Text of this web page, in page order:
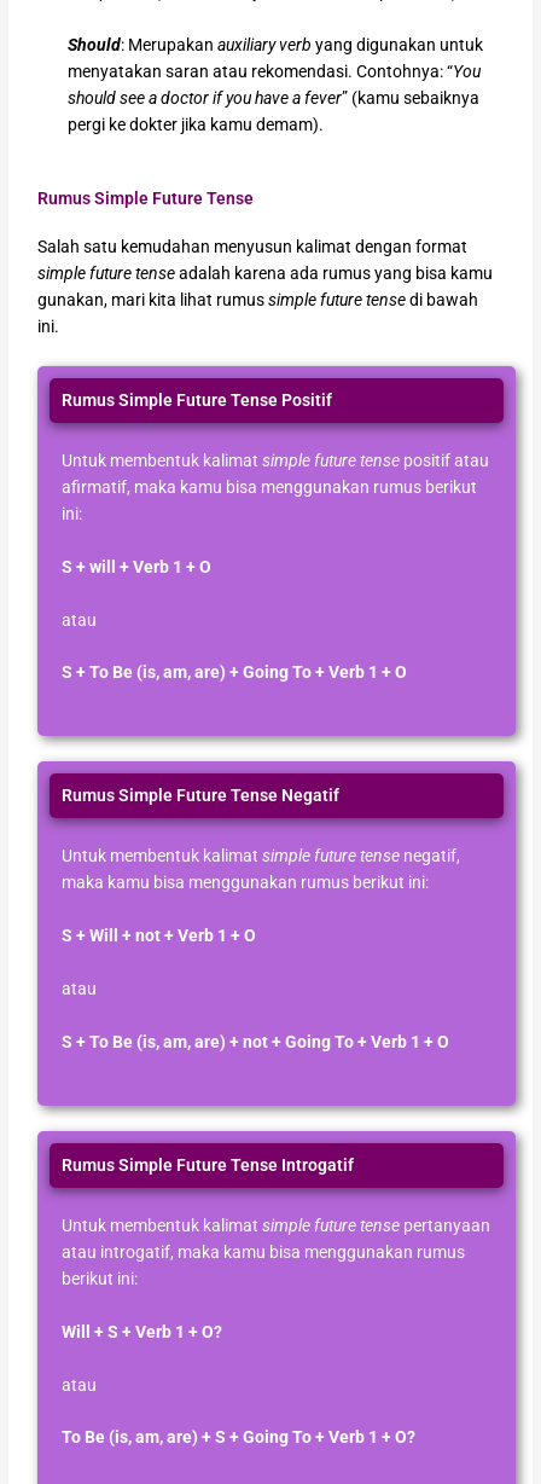
Should: Merupakanauxiliary verb yang digunakan untuk
menyatakan saran atau rekomendasi. Contohnya: “You
should see a doctor if you have a fever” (kamu sebaiknya
pergi ke dokter jika kamu demam).
Rumus Simple Future Tense
Salah satu kemudahan menyusun kalimat dengan format
simple future tenseadalah karena ada rumus yang bisa kamu
gunakan, mari kita lihat rumussimple future tensedi bawah
ini.
Rumus Simple Future Tense Positif
Untuk membentuk kalimatsimple future tense positif atau
afirmatif, maka kamu bisa menggunakan rumus berikut
ini:
S + will + Verb 1 + O
atau
S + To Be (is, am, are) + Going To + Verb 1 + O
Rumus Simple Future Tense Negatif​
Untuk membentuk kalimatsimple future tense negatif,
maka kamu bisa menggunakan rumus berikut ini:
S + Will + not + Verb 1 + O
atau
S + To Be (is, am, are) + not + Going To + Verb 1 + O
Rumus Simple Future Tense Introgatif
Untuk membentuk kalimatsimple future tense pertanyaan
atau introgatif, maka kamu bisa menggunakan rumus
berikut ini:
Will + S + Verb 1 + O?
atau
To Be (is, am, are) + S + Going To + Verb 1 + O?